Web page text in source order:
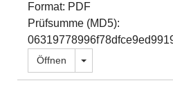
Format: PDF
Prüfsumme (MD5):
Öffnen Dropdown öffnen